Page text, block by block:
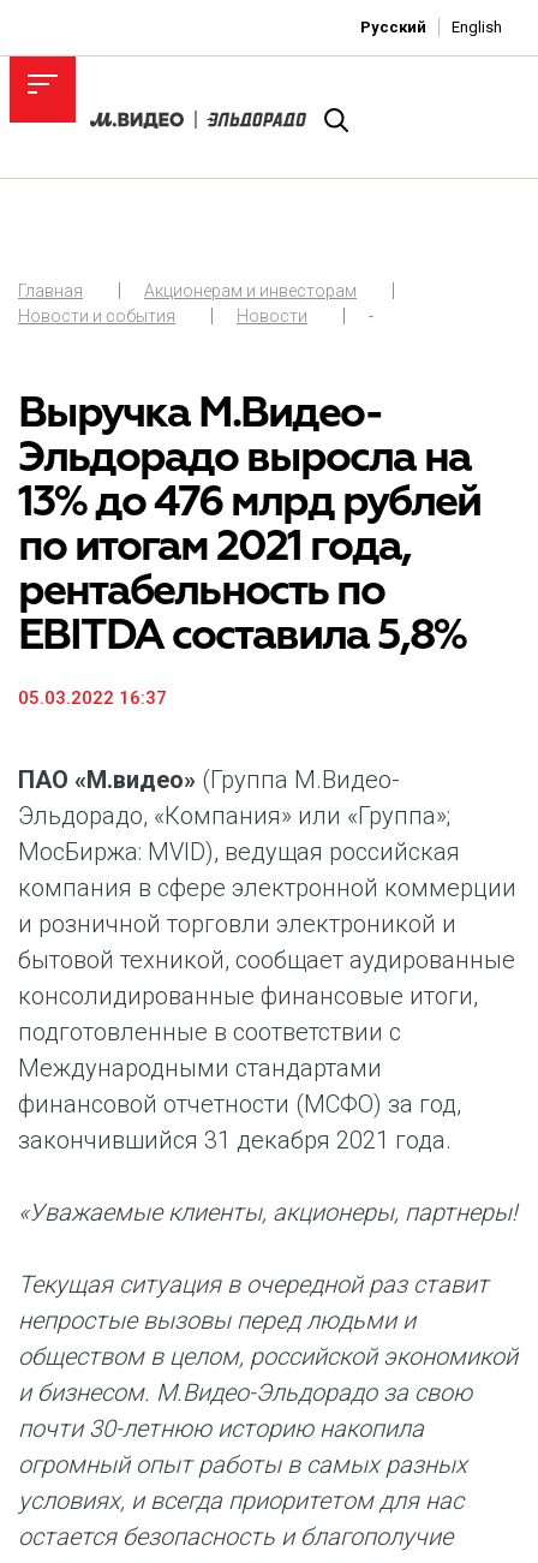
Русский English
Главная
Акционерам и инвесторам
Новости и события
Новости -
Выручка М.Видео-
Эльдорадо выросла на
13% до 476 млрд рублей
по итогам 2021 года,
рентабельность по
EBITDA составила 5,8%
05.03.2022 16:37
ПАО «М.видео» (Группа М.Видео-
Эльдорадо, «Компания» или «Группа»;
МосБиржа: MVID), ведущая российская
компания в сфере электронной коммерции
и розничной торговли электроникой и
бытовой техникой, сообщает аудированные
консолидированные финансовые итоги,
подготовленные в соответствии с
Международными стандартами
финансовой отчетности (МСФО) за год,
закончившийся 31 декабря 2021 года.
«Уважаемые клиенты, акционеры, партнеры!
Текущая ситуация в очередной раз ставит
непростые вызовы перед людьми и
обществом в целом, российской экономикой
и бизнесом. М.Видео-Эльдорадо за свою
почти 30-летнюю историю накопила
огромный опыт работы в самых разных
условиях, и всегда приоритетом для нас
остается безопасность и благополучие